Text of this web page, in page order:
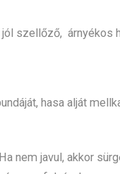
szellőző, árnyékos
hasa alját
nem javul, akkor